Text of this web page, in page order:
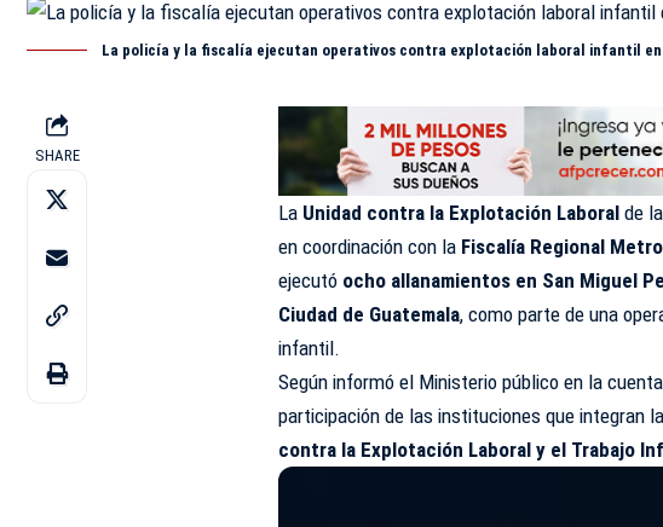
La policía y la fiscalía ejecutan operativos contra explotación laboral infantil
SHARE
La Unidad contra la Explotación Laboral de la
en coordinación con la Fiscalía Regional
ejecutó ocho allanamientos en San Miguel
Ciudad de Guatemala, como parte de una
infantil.
Según informó el Ministerio público en la
participación de las instituciones que integran la
contra la Explotación Laboral y el Trabajo